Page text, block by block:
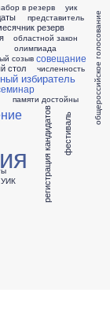
стол
избиратель
в резерв
созыв
областной закон общероссийское голосование
олимпиада
памяти достойны
представитель
регистрация кандидатов
резерв
совещание
уик
фестиваль
численность